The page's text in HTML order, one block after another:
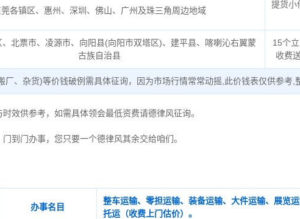
莞各镇区、惠州、深圳、佛山、广州及珠三角周边地域
提货小
、北票市、凌源市、向阳县(向阳市双塔区)、建平县、喀喇沁右翼蒙
古族自治县
15个
收费
厂、杂货)等价钱破例需具体征询，因为市场行情常常动摇,此价钱表仅供参考,
效供参考，如需具体领会最低资费请德律风征询。
到门办事，您只要一个德律风其余交给咱们。
办事名目
整车运输、零担运输、装备运输、大件运输、展览
托运（收费上门估价）。